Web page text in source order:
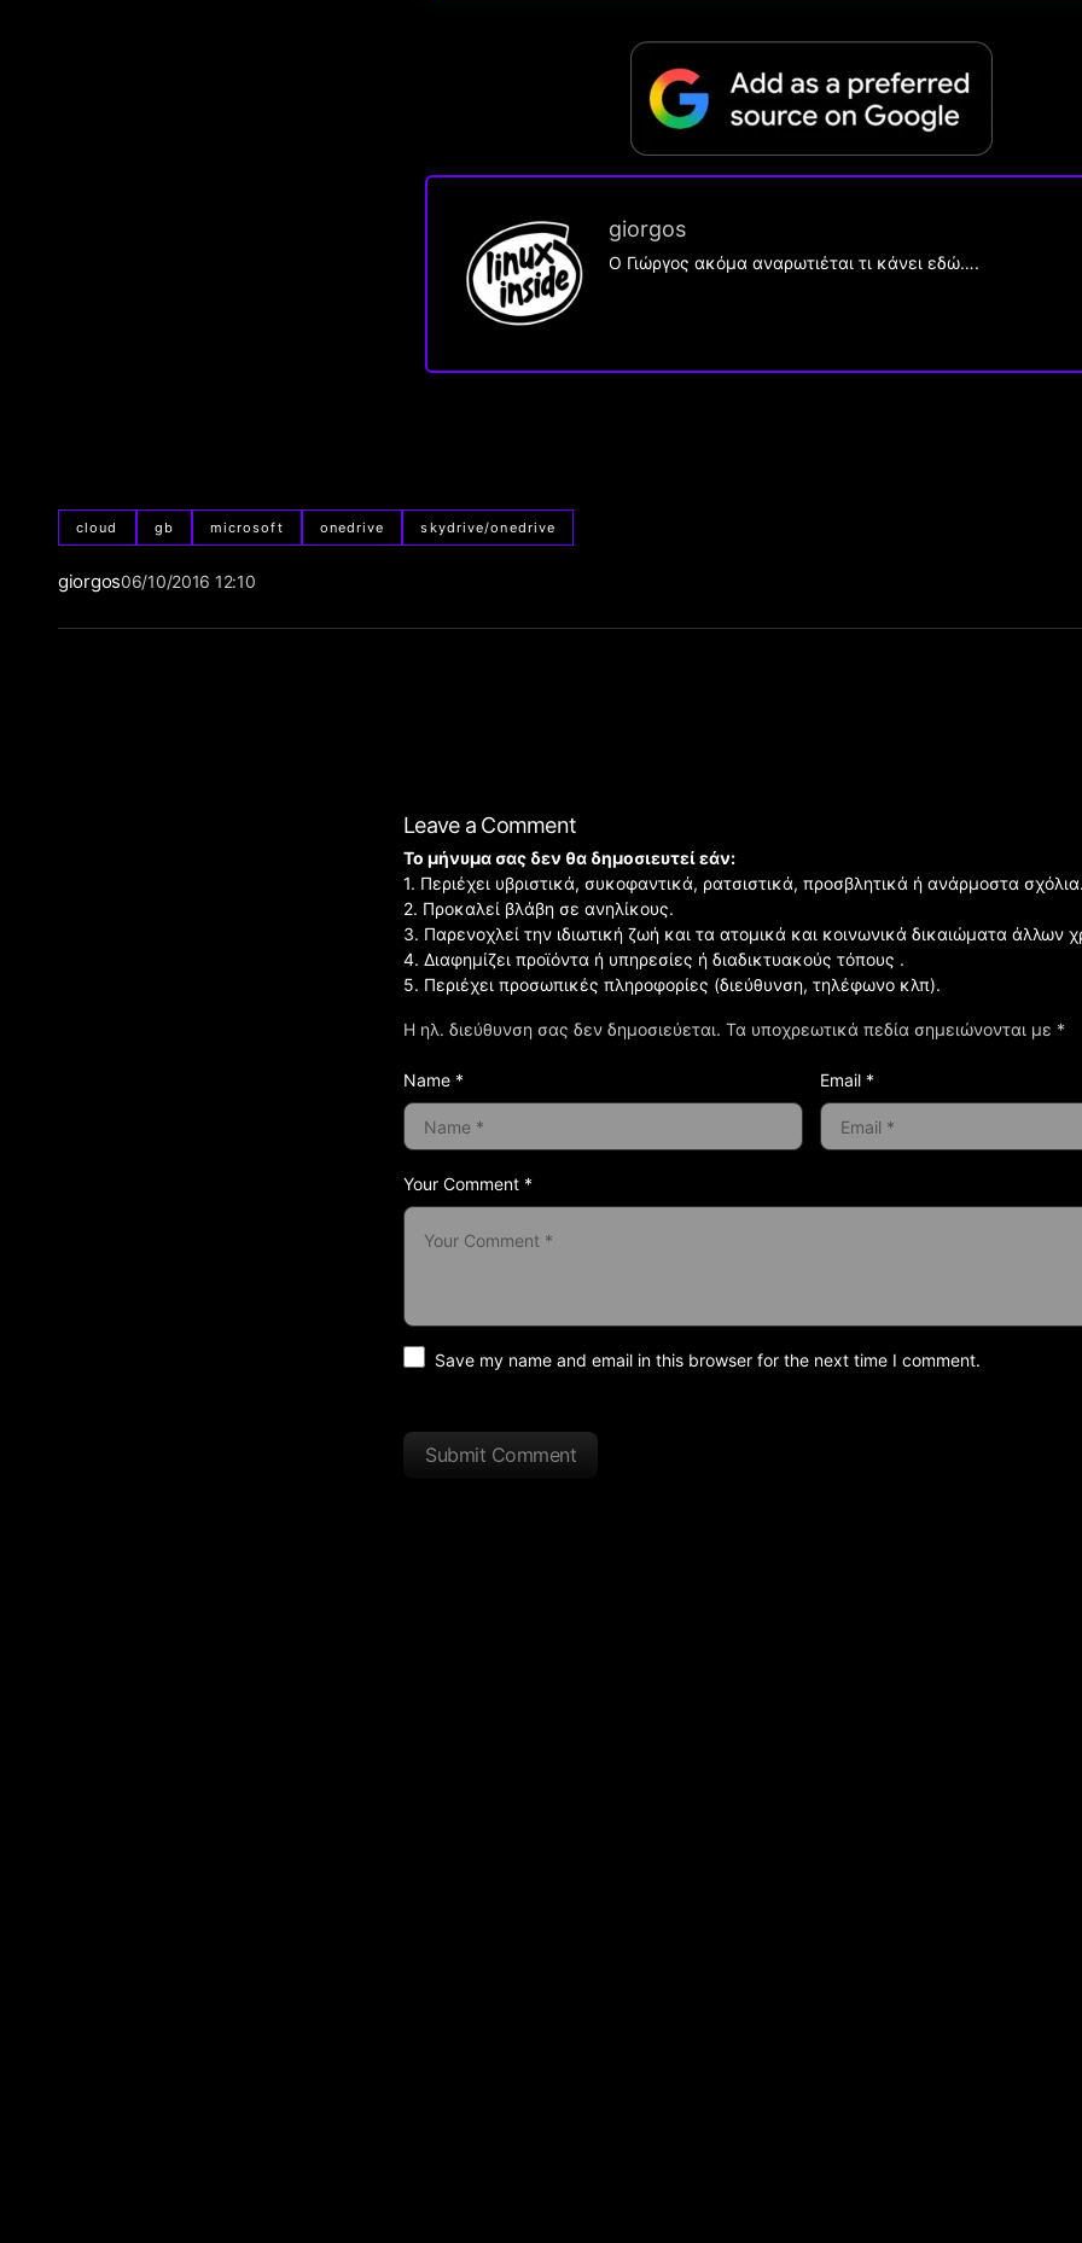
giorgos
Ο Γιώργος ακόμα αναρωτιέται τι κάνει εδώ….
cloud gb microsoft onedrive skydrive/onedrive
giorgos06/10/2016 12:10
Leave a Comment
Η ηλ. διεύθυνση σας δεν δημοσιεύεται. Τα υποχρεωτικά πεδία σημειώνονται με *
Your Comment *
Το μήνυμα σας δεν θα δημοσιευτεί εάν:
1. Περιέχει υβριστικά, συκοφαντικά, ρατσιστικά, προσβλητικά ή ανάρμοστα
2. Προκαλεί βλάβη σε ανηλίκους.
3. Παρενοχλεί την ιδιωτική ζωή και τα ατομικά και κοινωνικά δικαιώματα άλλων
4. Διαφημίζει προϊόντα ή υπηρεσίες ή διαδικτυακούς τόπους .
5. Περιέχει προσωπικές πληροφορίες (διεύθυνση, τηλέφωνο κλπ).
Name * Email *
Save my name and email in this browser for the next time I comment.
Submit Comment